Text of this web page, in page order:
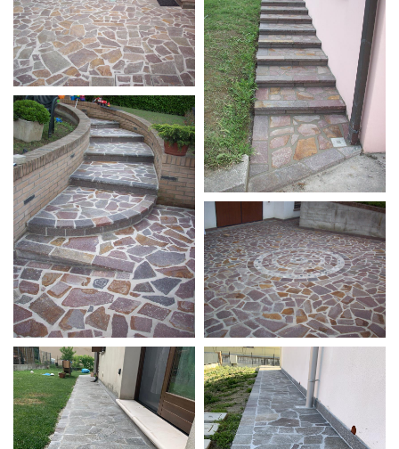
trentino
10
Lastrame misto
trentino
Scala misto trentino
Scala misto trentino Lastrame camparta